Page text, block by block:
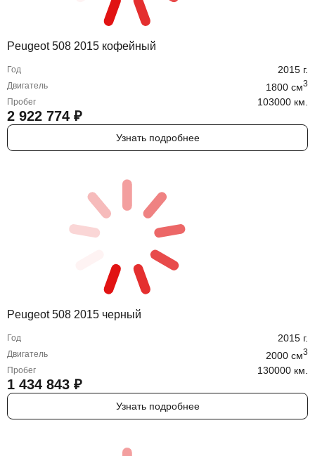
Peugeot 508 2015 кофейный
Год 2015 г.
Двигатель 1800 cм3
Пробег 103000 км.
2 922 774 ₽
Узнать подробнее
Peugeot 508 2015 черный
Год 2015 г.
Двигатель 2000 cм3
Пробег 130000 км.
1 434 843 ₽
Узнать подробнее